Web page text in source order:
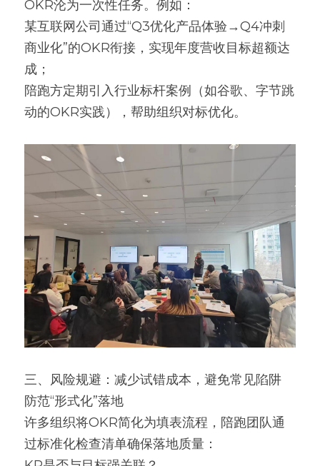
OKR沦为一次性任务。例如：
某互联网公司通过“Q3优化产品体验→Q4冲刺
商业化”的OKR衔接，实现年度营收目标超额达
成；
陪跑方定期引入行业标杆案例（如谷歌、字节跳
动的OKR实践），帮助组织对标优化。
三、风险规避：减少试错成本，避免常见陷阱
防范“形式化”落地
许多组织将OKR简化为填表流程，陪跑团队通
过标准化检查清单确保落地质量：